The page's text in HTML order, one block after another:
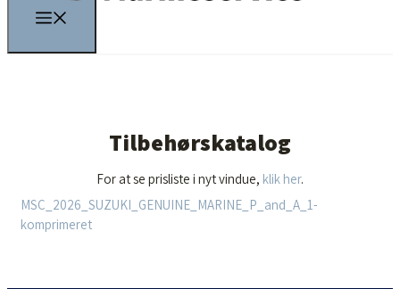
Tilbehørskatalog
For at se prisliste i nyt vindue, klik her.
MSC_2026_SUZUKI_GENUINE_MARINE_P_and_A_1-
komprimeret